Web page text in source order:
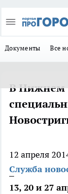
Документы Все
В Нижнем
12 апреля
Служба
13, 20 и 27